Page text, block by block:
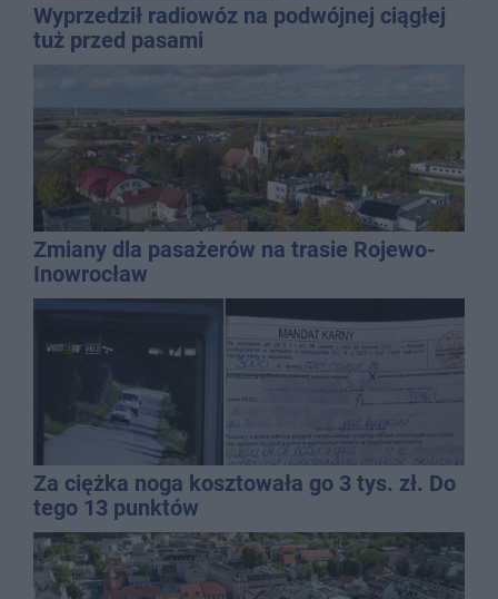
Wyprzedził radiowóz na podwójnej ciągłej
tuż przed pasami
Zmiany dla pasażerów na trasie Rojewo-
Inowrocław
Za ciężka noga kosztowała go 3 tys. zł. Do
tego 13 punktów